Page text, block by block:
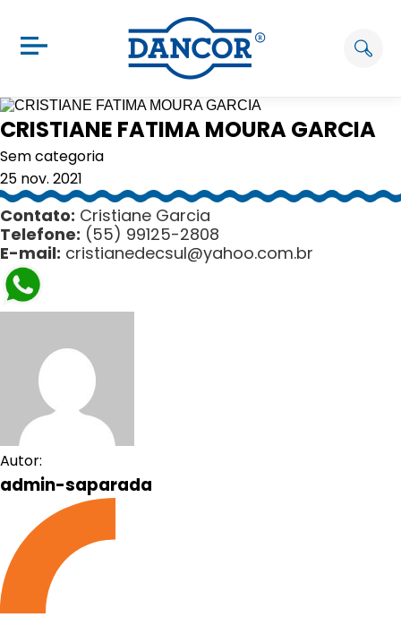
CRISTIANE FATIMA MOURA GARCIA
Sem categoria
25 nov. 2021
Contato: Cristiane Garcia
Telefone: (55) 99125-2808
E-mail: cristianedecsul@yahoo.com.br
Autor:
admin-saparada